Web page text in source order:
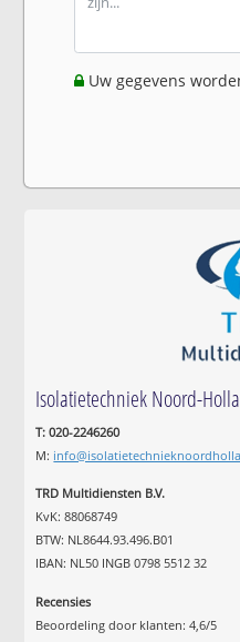
Uw gegevens
Isolatietechniek Noord-
T: 020-2246260
M:
TRD Multidiensten B.V.
KvK: 88068749
BTW: NL8644.93.496.B01
IBAN: NL50 INGB 0798 5512 32
Recensies
Beoordeling door klanten:4,6/5